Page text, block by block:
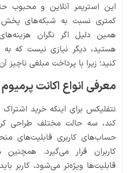
این استریمر آنلاین و محبوب
کمتری نسبت به شبکه‌های پخش
همین دلیل اگر نگران
هستید، دیگر نیازی نیست که
کنید؛ زیرا با پرداخت مبلغی ناچیز
معرفی انواع اکانت
نتفلیکس برای اینکه خرید اشتراک
کند، سه حالت مختلف طراحی
حساب‌های کاربری قابلیت‌های
کاربران قرار می‌گیرد.
قابلیت‌ها ویژه‌تر می‌شود، کاربر